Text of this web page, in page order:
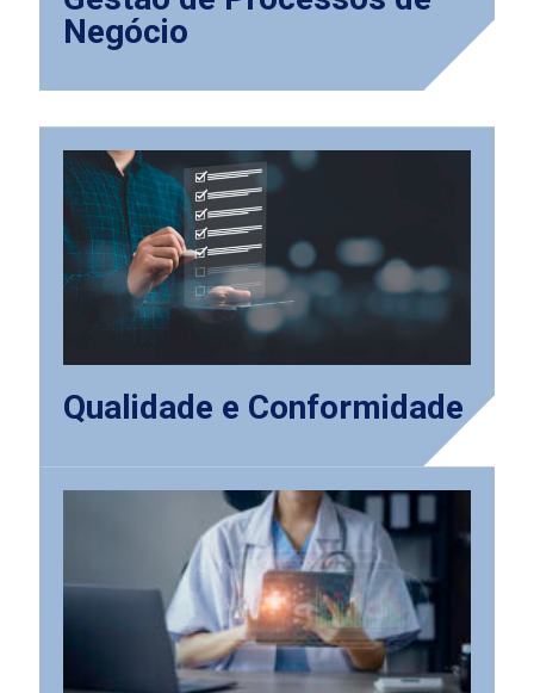
Negócio
Qualidade e Conformidade